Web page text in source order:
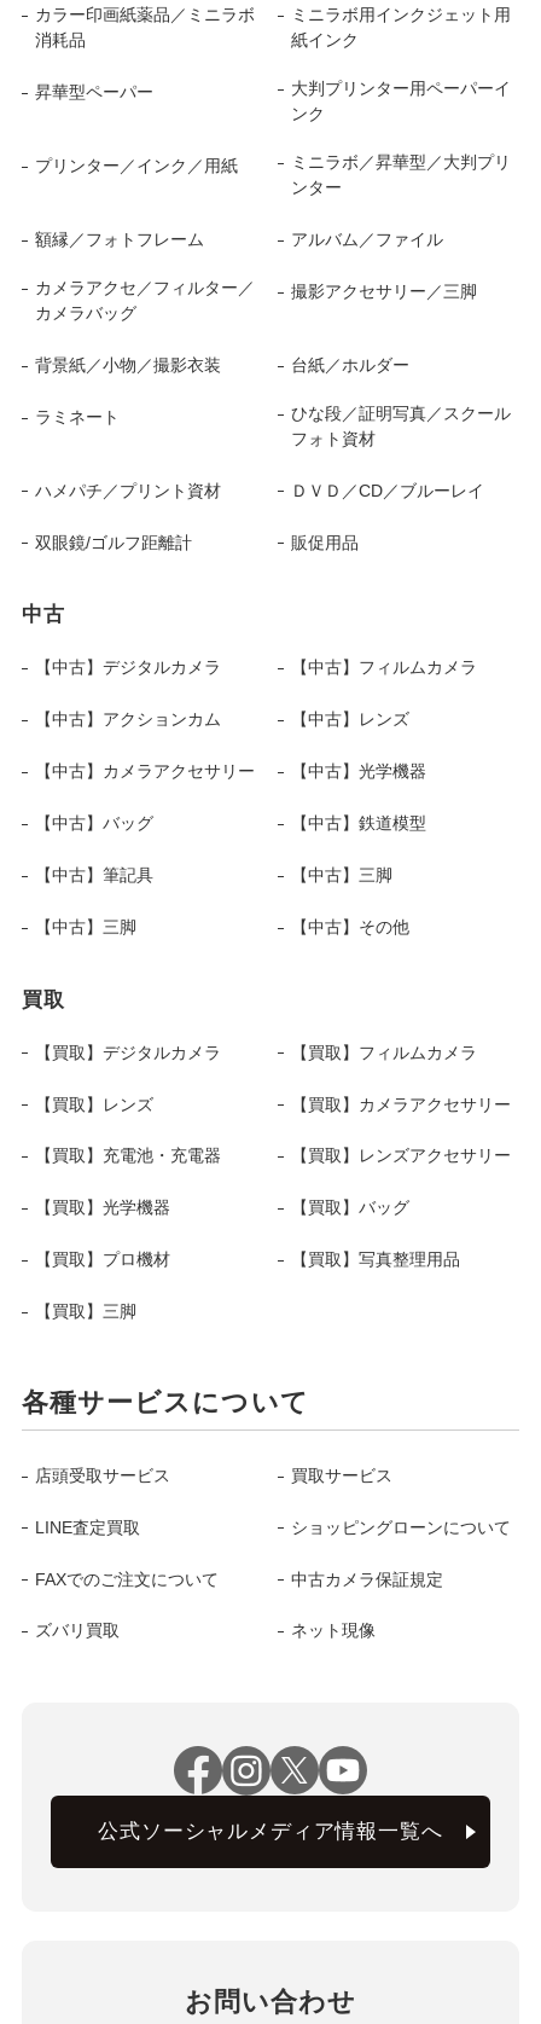
カラー印画紙薬品／ミニラボ
消耗品
ミニラボ用インクジェット用
紙インク
昇華型ペーパー
大判プリンター用ペーパーイ
ンク
プリンター／インク／用紙
ミニラボ／昇華型／大判プリ
ンター
額縁／フォトフレーム アルバム／ファイル
カメラアクセ／フィルター／
カメラバッグ
撮影アクセサリー／三脚
背景紙／小物／撮影衣装 台紙／ホルダー
ラミネート
ひな段／証明写真／スクール
フォト資材
ハメパチ／プリント資材 ＤＶＤ／CD／ブルーレイ
双眼鏡/ゴルフ距離計 販促用品
中古
【中古】デジタルカメラ 【中古】フィルムカメラ
【中古】アクションカム 【中古】レンズ
【中古】カメラアクセサリー 【中古】光学機器
【中古】バッグ 【中古】鉄道模型
【中古】筆記具 【中古】三脚
【中古】三脚 【中古】その他
買取
【買取】デジタルカメラ 【買取】フィルムカメラ
【買取】レンズ 【買取】カメラアクセサリー
【買取】充電池・充電器 【買取】レンズアクセサリー
【買取】光学機器 【買取】バッグ
【買取】プロ機材 【買取】写真整理用品
【買取】三脚
各種サービスについて
店頭受取サービス 買取サービス
LINE査定買取 ショッピングローンについて
FAXでのご注文について 中古カメラ保証規定
ズバリ買取 ネット現像
公式ソーシャルメディア情報一覧へ
お問い合わせ